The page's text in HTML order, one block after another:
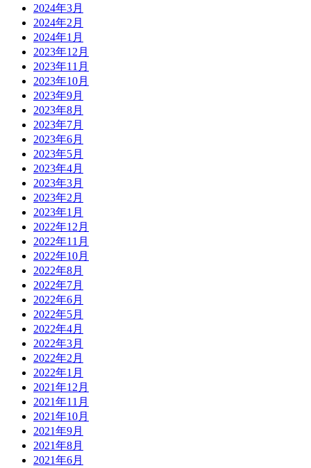
2024年3月
2024年2月
2024年1月
2023年12月
2023年11月
2023年10月
2023年9月
2023年8月
2023年7月
2023年6月
2023年5月
2023年4月
2023年3月
2023年2月
2023年1月
2022年12月
2022年11月
2022年10月
2022年8月
2022年7月
2022年6月
2022年5月
2022年4月
2022年3月
2022年2月
2022年1月
2021年12月
2021年11月
2021年10月
2021年9月
2021年8月
2021年6月